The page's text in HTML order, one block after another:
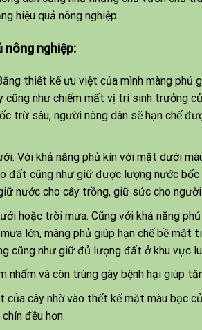
hiệu quả nông nghiệp.
nông nghiệp:
thiết kế ưu việt của mình màng
cũng như chiếm mất vị trí sinh trưởng
trừ sâu, người nông dân sẽ hạn chế
Với khả năng phủ kín với mặt dưới
đất cũng như giữ được lượng nước
nước cho cây trồng, giữ sức cho
hoặc trời mưa. Cũng với khả năng
lớn, màng phủ giúp hạn chế bề
cũng như giữ đủ lượng đất ở khu vực
nhấm và côn trùng gây bệnh hại giúp
của cây nhờ vào thết kế mặt màu bạc
đều hơn.